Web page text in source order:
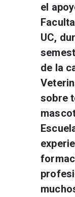
el
UC,
de la
sobre